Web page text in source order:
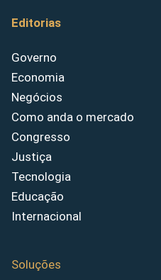
Editorias
Governo
Economia
Negócios
Como anda o mercado
Congresso
Justiça
Tecnologia
Educação
Internacional
Soluções